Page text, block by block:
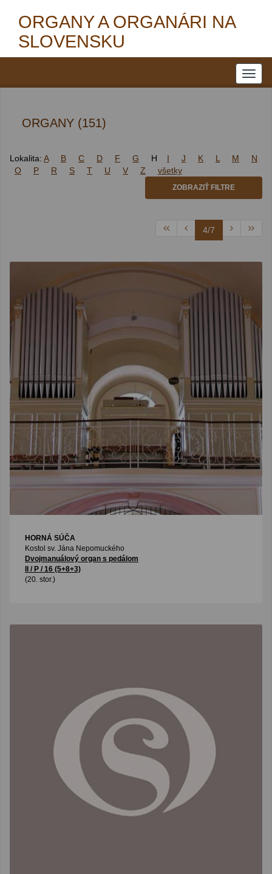
ORGANY A ORGANÁRI NA
SLOVENSKU
ORGANY (151)
Lokalita: A B C D F G H I J K L M
N
O
P R S T U V Z všetky
ZOBRAZIŤ FILTRE
4/7
HORNÁ SÚČA
Kostol sv. Jána Nepomuckého
Dvojmanuálový organ s pedálom
II / P / 16 (5+8+3)
(20. stor.)